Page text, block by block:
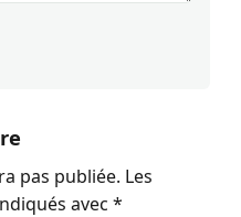
pas publiée. Les
avec *